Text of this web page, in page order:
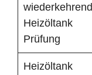
Heizöltank
Prüfung
Heizöltank